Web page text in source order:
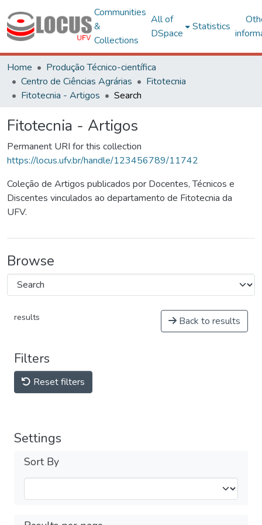
Communities
&
Collections
All of
DSpace
Statistics
Home
Produção Técnico-científica
Centro de Ciências Agrárias
Fitotecnia
Fitotecnia - Artigos
Search
Fitotecnia - Artigos
Permanent URI for this collection
https://locus.ufv.br/handle/123456789/11742
Coleção de Artigos publicados por Docentes, Técnicos e
Discentes vinculados ao departamento de Fitotecnia da
UFV.
Browse
results Back to results
Filters
Reset filters
Settings
Sort By